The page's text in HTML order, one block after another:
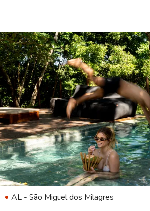
AL - São Miguel dos Milagres